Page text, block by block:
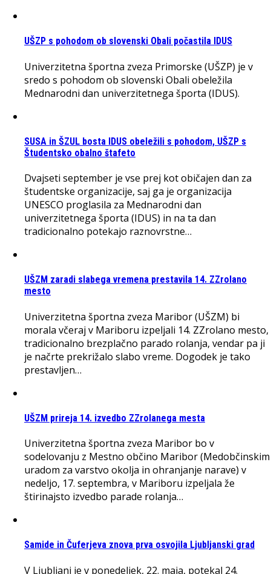
UŠZP s pohodom ob slovenski Obali počastila IDUS
Univerzitetna športna zveza Primorske (UŠZP) je v
sredo s pohodom ob slovenski Obali obeležila
Mednarodni dan univerzitetnega športa (IDUS).
SUSA in ŠZUL bosta IDUS obeležili s pohodom, UŠZP s
Študentsko obalno štafeto
Dvajseti september je vse prej kot običajen dan za
študentske organizacije, saj ga je organizacija
UNESCO proglasila za Mednarodni dan
univerzitetnega športa (IDUS) in na ta dan
tradicionalno potekajo raznovrstne…
UŠZM zaradi slabega vremena prestavila 14. ZZrolano
mesto
Univerzitetna športna zveza Maribor (UŠZM) bi
morala včeraj v Mariboru izpeljali 14. ZZrolano mesto,
tradicionalno brezplačno parado rolanja, vendar pa ji
je načrte prekrižalo slabo vreme. Dogodek je tako
prestavljen…
UŠZM prireja 14. izvedbo ZZrolanega mesta
Univerzitetna športna zveza Maribor bo v
sodelovanju z Mestno občino Maribor (Medobčinskim
uradom za varstvo okolja in ohranjanje narave) v
nedeljo, 17. septembra, v Mariboru izpeljala že
štirinajsto izvedbo parade rolanja…
Samide in Čuferjeva znova prva osvojila Ljubljanski grad
V Ljubljani je v ponedeljek, 22. maja, potekal 24.